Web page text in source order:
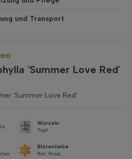
und Transport
'Summer Love Red'
'Summer Love Red'
Wurzeln
Topf
Blütenfarbe
Rot, Rosa